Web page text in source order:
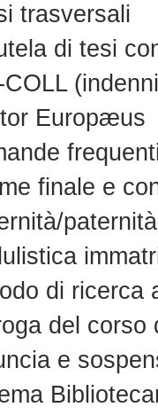
trasversali
di tesi
COLL
Europæus
finale e
paternità
di ricerca
del corso
e